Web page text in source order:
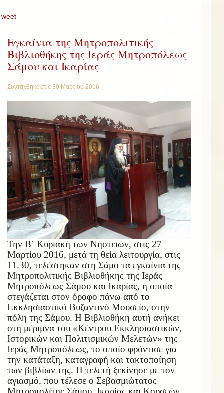
Εγκαίνια της Μητροπολιτικής
Βιβλιοθήκης της Ιεράς Μητροπόλεως
Σάμου και Ικαρίας
Συντάχθηκε στις 30 Μαρτίου 2016
Την Β΄ Κυριακή των Νηστειών, στις 27
Μαρτίου 2016, μετά τη θεία λειτουργία, στις
11.30, τελέστηκαν στη Σάμο τα εγκαίνια της
Μητροπολιτικής Βιβλιοθήκης της Ιεράς
Μητροπόλεως Σάμου και Ικαρίας, η οποία
στεγάζεται στον όροφο πάνω από το
Εκκλησιαστικό Βυζαντινό Μουσείο, στην
πόλη της Σάμου. Η Βιβλιοθήκη αυτή ανήκει
στη μέριμνα του «Κέντρου Εκκλησιαστικών,
Ιστορικών και Πολιτισμικών Μελετών» της
Ιεράς Μητροπόλεως, το οποίο φρόντισε για
την κατάταξη, καταγραφή και τακτοποίηση
των βιβλίων της. Η τελετή ξεκίνησε με τον
αγιασμό, που τέλεσε ο Σεβασμιώτατος